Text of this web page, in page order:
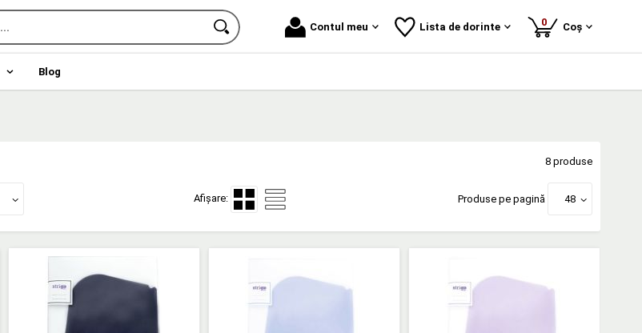
Contul meu Lista de dorinte 0produse
Coș
Blog
8 produse
Afișare: Produse pe pagină 48